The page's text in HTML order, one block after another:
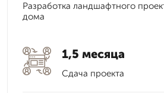
Разработка ландшафтного
дома
1,5 месяца
Сдача проекта